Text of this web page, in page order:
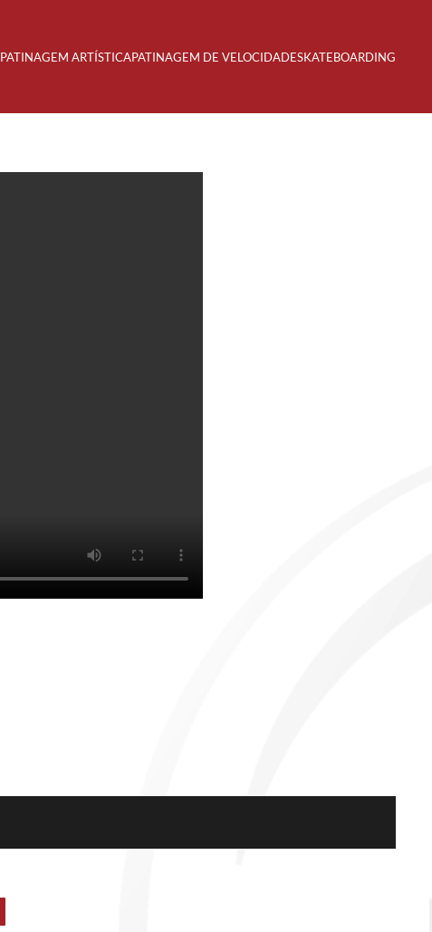
PATINAGEM ARTÍSTICAPATINAGEM DE VELOCIDADESKATEBOARDING